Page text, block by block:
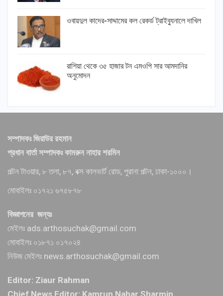
ওবায়দুল কাদের-সাদ্দামের কল রেকর্ড ট্রাইব্যুনালে দাখিল
রাশিয়া থেকে ৩৫ হাজার টন এমওপি সার আমদানির
অনুমোদন
সম্পাদকঃ জিয়াউর রহমান
প্রধান বার্তা সম্পাদকঃ কামরুন নাহার শরমিন
পল্টন টাওয়ার, ৮ তলা, ৮৭, বক্স কালভার্ট রোড, পুরানা পল্টন, ঢাকা-১০০০।
মোবাইলঃ ০১৭২১ ৬৭৫৮৭৮
বিজ্ঞাপনের জন্যঃ
মেইলঃ ads.arthosuchak@gmail.com
মোবাইলঃ ০১৮৭১ ০১৭০২৪
নিউজ মেইলঃ news.arthosuchak@gmail.com
Editor: Ziaur Rahman
Chief News Editor: Kamrun Nahar Sharmin